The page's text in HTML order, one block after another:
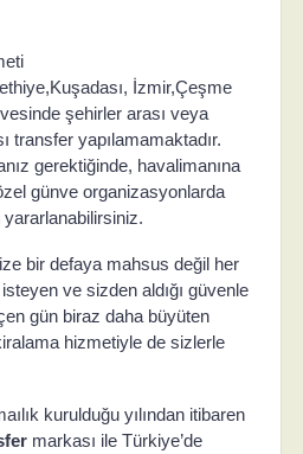
İzmir,Çeşme
şehirler arası veya
transfer yapılamamaktadır.
gerektiğinde, havalimanına
günve organizasyonlarda
bir defaya mahsus değil her
ve sizden aldığı güvenle
gün biraz daha büyüten
hizmetiyle de sizlerle
kurulduğu yılından itibaren
markası ile Türkiye’de